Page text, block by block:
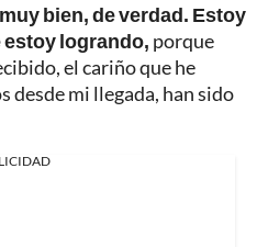
bien, de verdad. Estoy
estoy logrando, porque
el cariño que he
desde mi llegada, han sido